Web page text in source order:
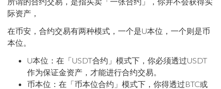
际资产，
在币安，合约交易有两种模式，一个是U本位，一个则是币
本位。
U本位：在「USDT合约」模式下，你必须透过USDT
作为保证金资产，才能进行合约交易。
币本位：在「币本位合约」模式下，你得透过BTC或